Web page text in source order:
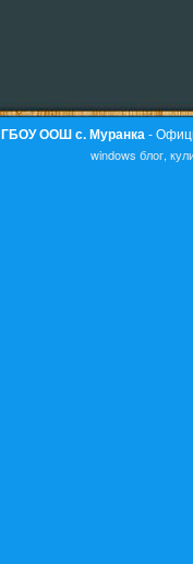
ГБОУ ООШ с. Муранка -
windows блог,